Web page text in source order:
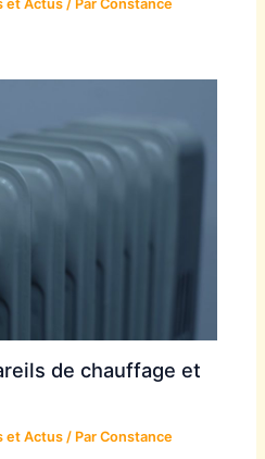
et Actus / ParConstance
de chauffage et
et Actus / ParConstance